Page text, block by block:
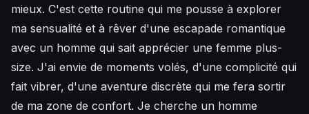
mieux. C'est cette routine qui me pousse à explorer
ma sensualité et à rêver d'une escapade romantique
avec un homme qui sait apprécier une femme plus-
size. J'ai envie de moments volés, d'une complicité qui
fait vibrer, d'une aventure discrète qui me fera sortir
de ma zone de confort. Je cherche un homme